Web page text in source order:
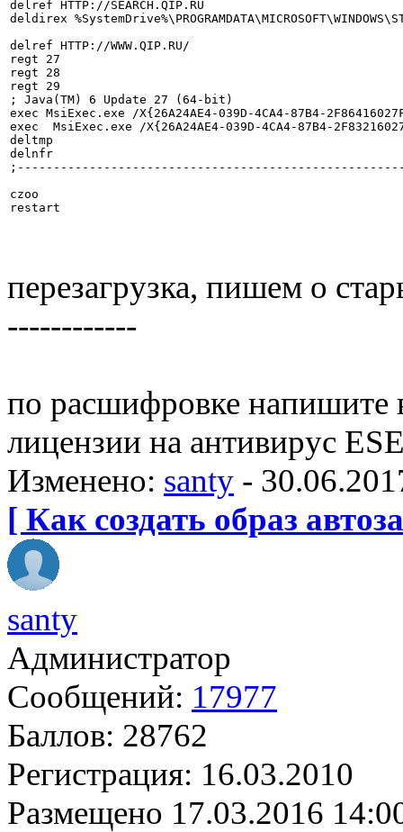
delref HTTP://SEARCH.QIP.RU
deldirex
delref HTTP://WWW.QIP.RU/
regt 27
regt 28
regt 29
; Java(TM) 6 Update 27 (64-bit)
exec MsiExec.exe /X{26A24AE4-039D-4CA4-87B4-
exec  MsiExec.exe /X{26A24AE4-039D-4CA4-87B4-
deltmp
delnfr
czoo
перезагрузка, пишем о
------------
по расшифровке напишите
лицензии на антивирус
Изменено: santy -
[ Как создать образ
santy
Администратор
Сообщений: 17977
Баллов: 28762
Регистрация: 16.03.2010
Размещено 17.03.2016